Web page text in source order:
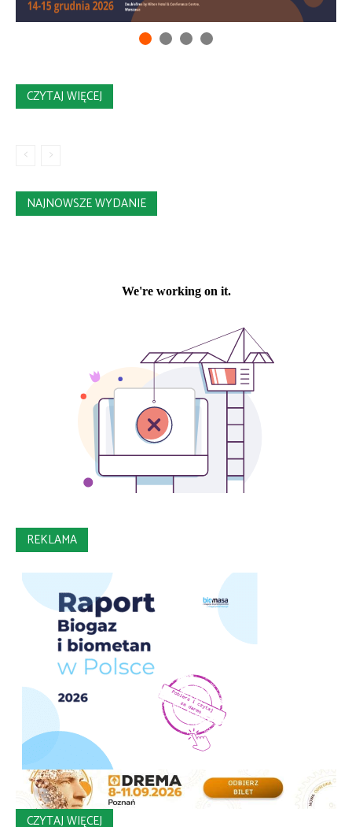
CZYTAJ WIĘCEJ
NAJNOWSZE WYDANIE
REKLAMA
CZYTAJ WIĘCEJ